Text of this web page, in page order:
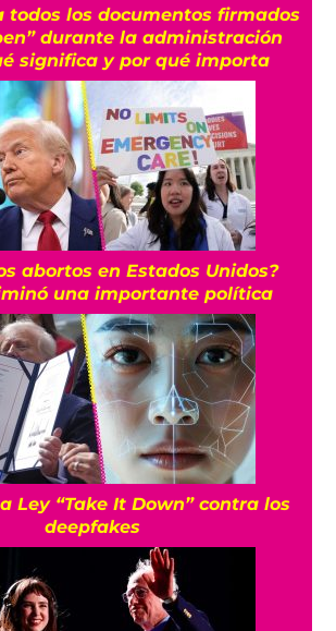
todos los documentos firmados
durante la administración
significa y por qué importa
abortos en Estados Unidos?
una importante política
Ley “Take It Down” contra los
deepfakes